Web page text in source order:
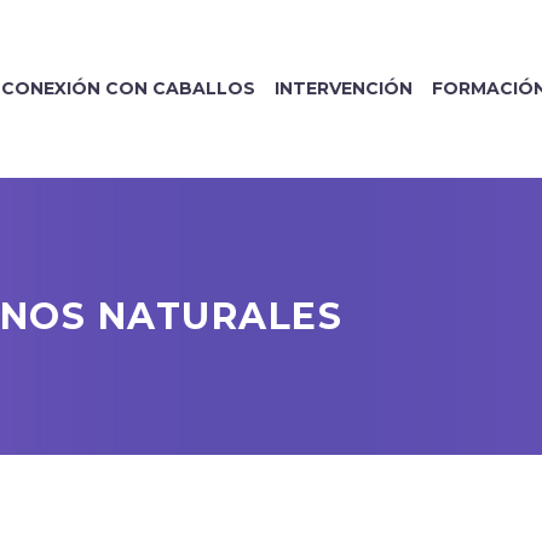
CONEXIÓN CON CABALLOS INTERVENCIÓN
NATURALES